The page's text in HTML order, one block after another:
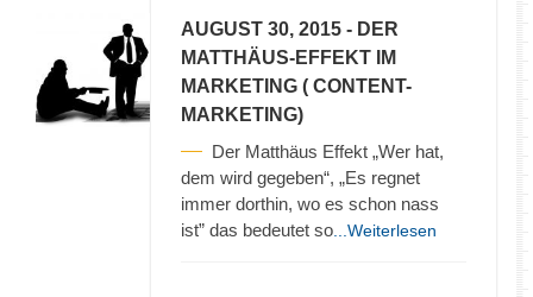
AUGUST 30, 2015 - DER
MATTHÄUS-EFFEKT IM
MARKETING ( CONTENT-
MARKETING)
Der Matthäus Effekt „Wer hat,
dem wird gegeben“, „Es regnet
immer dorthin, wo es schon nass
ist” das bedeutet so ...Weiterlesen